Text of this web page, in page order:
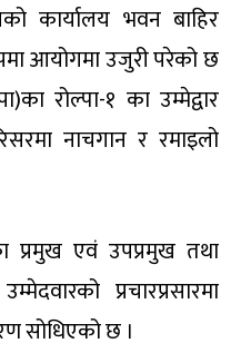
कार्यालय भवन बाहिर
आयोगमा उजुरी परेको छ
रोल्पा-१ का उम्मेद्वार
नाचगान र रमाइलो
प्रमुख एवं उपप्रमुख तथा
प्रचारप्रसारमा
सोधिएको छ ।